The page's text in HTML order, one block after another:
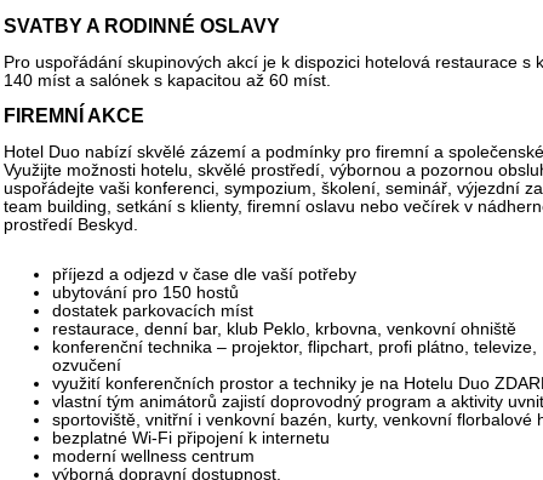
SVATBY A RODINNÉ OSLAVY
Pro uspořádání skupinových akcí je k dispozici hotelová restaurace s
140 míst a salónek s kapacitou až 60 míst.
FIREMNÍ AKCE
Hotel Duo nabízí skvělé zázemí a podmínky pro firemní a
Využijte možnosti hotelu, skvělé prostředí, výbornou a pozornou
uspořádejte vaši konferenci, sympozium, školení, seminář, výjezdní
team building, setkání s klienty, firemní oslavu nebo večírek v
prostředí Beskyd.
příjezd a odjezd v čase dle vaší potřeby
ubytování pro 150 hostů
dostatek parkovacích míst
restaurace, denní bar, klub Peklo, krbovna, venkovní ohniště
konferenční technika – projektor, flipchart, profi plátno, televize,
ozvučení
využití konferenčních prostor a techniky je na Hotelu Duo
vlastní tým animátorů zajistí doprovodný program a aktivity
sportoviště, vnitřní i venkovní bazén, kurty, venkovní florbalové
bezplatné Wi-Fi připojení k internetu
moderní wellness centrum
výborná dopravní dostupnost.